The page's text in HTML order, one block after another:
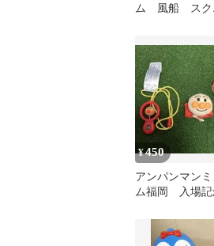
ム 風船 スク
¥450
アンパンマン
ム福岡 入場記